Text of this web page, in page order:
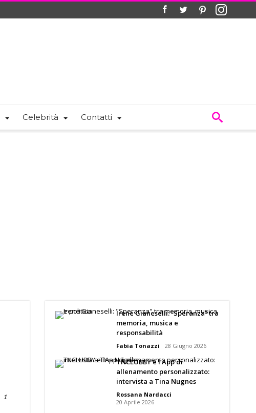
Celebrità Contatti
1
Irene Gianeselli: “Speranza” tra
memoria, musica e
responsabilità
Fabia Tonazzi 28 Giugno 2026
TNCLUBBY e l’App di
allenamento personalizzato:
intervista a Tina Nugnes
Rossana Nardacci
20 Aprile 2026